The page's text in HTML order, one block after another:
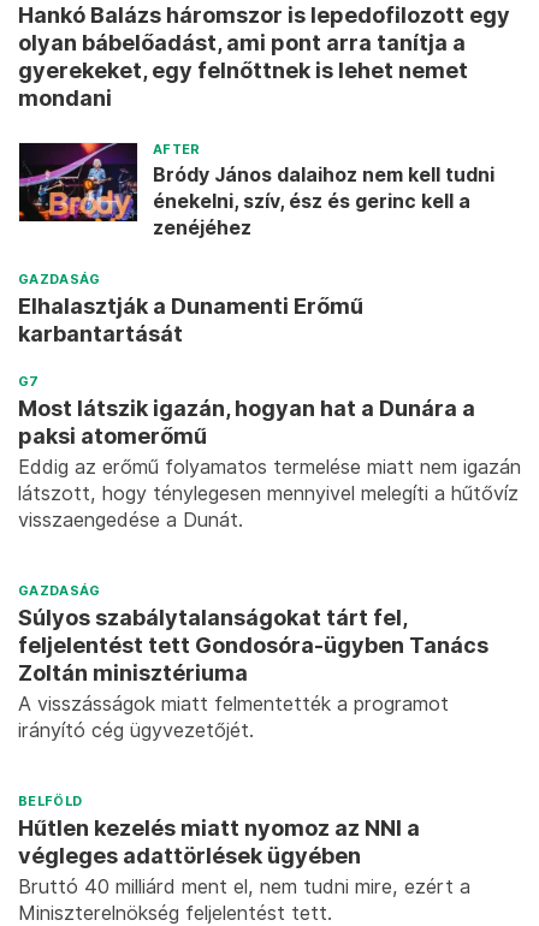
Hankó Balázs háromszor is lepedofilozott egy
olyan bábelőadást, ami pont arra tanítja a
gyerekeket, egy felnőttnek is lehet nemet
mondani
AFTER
Bródy János dalaihoz nem kell tudni
énekelni, szív, ész és gerinc kell a
zenéjéhez
GAZDASÁG
Elhalasztják a Dunamenti Erőmű
karbantartását
G7
Most látszik igazán, hogyan hat a Dunára a
paksi atomerőmű
Eddig az erőmű folyamatos termelése miatt nem igazán
látszott, hogy ténylegesen mennyivel melegíti a hűtővíz
visszaengedése a Dunát.
GAZDASÁG
Súlyos szabálytalanságokat tárt fel,
feljelentést tett Gondosóra-ügyben Tanács
Zoltán minisztériuma
A visszásságok miatt felmentették a programot
irányító cég ügyvezetőjét.
BELFÖLD
Hűtlen kezelés miatt nyomoz az NNI a
végleges adattörlések ügyében
Bruttó 40 milliárd ment el, nem tudni mire, ezért a
Miniszterelnökség feljelentést tett.